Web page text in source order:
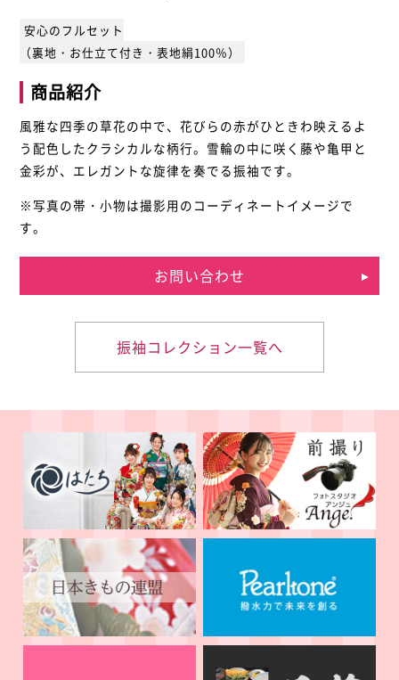
安心のフルセット
（裏地・お仕立て付き・表地絹100％）
商品紹介
風雅な四季の草花の中で、花びらの赤がひときわ映えるよ
う配色したクラシカルな柄行。雪輪の中に咲く藤や亀甲と
金彩が、エレガントな旋律を奏でる振袖です。
※写真の帯・小物は撮影用のコーディネートイメージで
す。
お問い合わせ
振袖コレクション一覧へ